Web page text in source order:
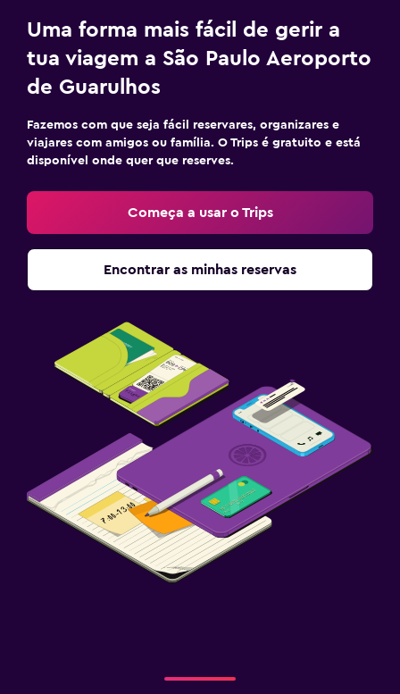
Uma forma mais fácil de gerir a
tua viagem a São Paulo Aeroporto
de Guarulhos
Fazemos com que seja fácil reservares, organizares e
viajares com amigos ou família. O Trips é gratuito e está
disponível onde quer que reserves.
Começa a usar o Trips
Encontrar as minhas reservas